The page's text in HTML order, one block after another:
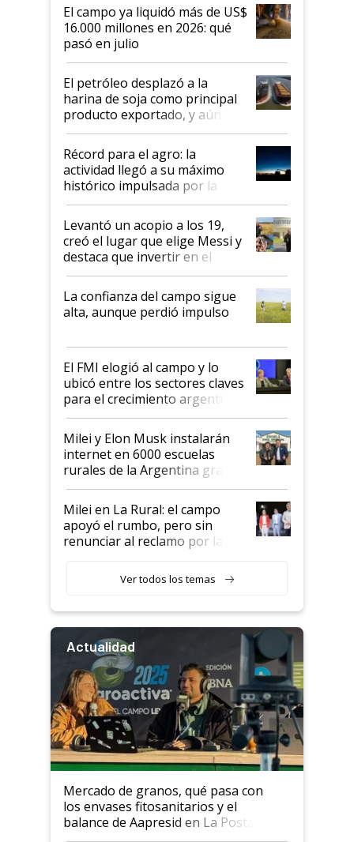
El campo ya liquidó más de US$
16.000 millones en 2026: qué
pasó en julio
El petróleo desplazó a la
harina de soja como principal
producto exportado, y aún así
el agro aportó casi seis de cada
diez dólares y sostuvo el
liderazgo en un semestre
récord
Récord para el agro: la
actividad llegó a su máximo
histórico impulsada por la
cosecha y las exportaciones
Levantó un acopio a los 19,
creó el lugar que elige Messi y
destaca que invertir en el
kirchnerismo era como "darle
plata a un hijo para droga":
Juan Félix Rossetti, el libertario
que de una dura crisis salió
de Milei
La confianza del campo sigue
alta, aunque perdió impulso
El FMI elogió al campo y lo
ubicó entre los sectores claves
para el crecimiento argentino
Milei y Elon Musk instalarán
internet en 6000 escuelas
rurales de la Argentina gracias
a un acuerdo con Starlink
Milei en La Rural: el campo
apoyó el rumbo, pero sin
renunciar al reclamo por las
Ver todos los temas
Actualidad
Mercado de granos, qué pasa con
los envases fitosanitarios y el
balance de Aapresid en La Posta